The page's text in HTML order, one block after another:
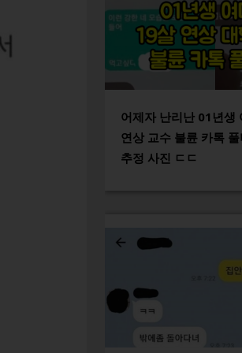
어제자 난리난 01년생
연상 교수 불륜 카톡
추정 사진 ㄷㄷ